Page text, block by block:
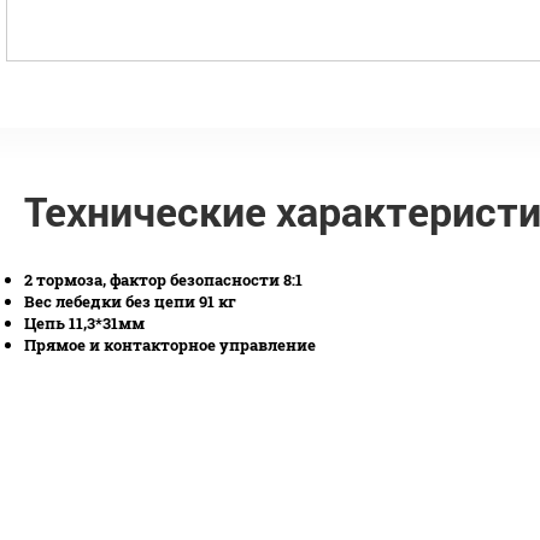
Технические
2 тормоза, фактор безопасности 8:1
Вес лебедки без цепи 91 кг
Цепь 11,3*31мм
Прямое и контакторное управление